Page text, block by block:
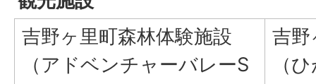
吉野ヶ里町森林体験施設
（アドベンチャーバレーS
吉野
（